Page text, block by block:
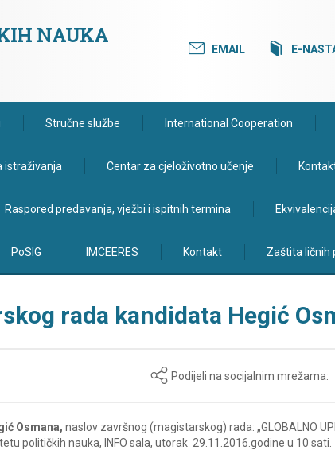
NAUKA
EMAIL E-
Stručne službe International Cooperation
istraživanja Centar za cjeloživotno učenje
Raspored predavanja, vježbi i ispitnih termina
PoSIG IMCEERES Kontakt Zaštita ličnih
rada kandidata Hegić
Podijeli na socijalnim mrežama:
Osmana, naslov završnog (magistarskog) rada: „GLOBALNO
političkih nauka, INFO sala, utorak 29.11.2016.godine u 10 sati.